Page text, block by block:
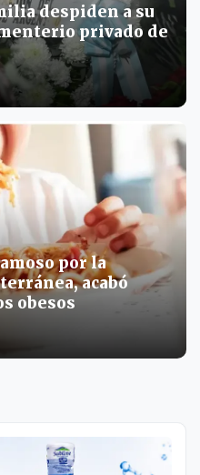
despiden a su
privado de
por la
acabó
obesos